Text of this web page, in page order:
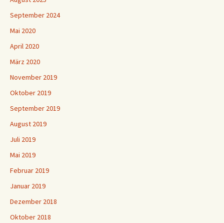
September 2024
Mai 2020
April 2020
März 2020
November 2019
Oktober 2019
September 2019
August 2019
Juli 2019
Mai 2019
Februar 2019
Januar 2019
Dezember 2018
Oktober 2018